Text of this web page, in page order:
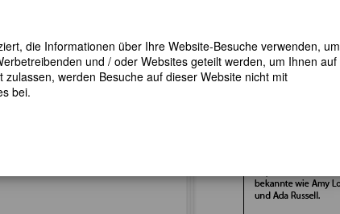
die Informationen über Ihre Website-Besuche verwenden, um
und / oder Websites geteilt werden, um Ihnen auf
werden Besuche auf dieser Website nicht mit
bei.